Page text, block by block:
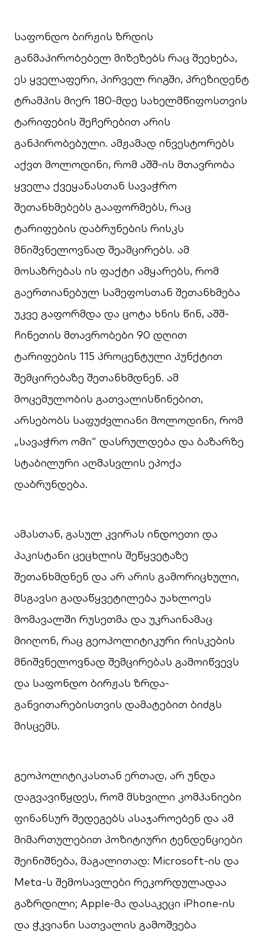
საფონდო ბირჟის ზრდის
განმაპირობებელ მიზეზებს რაც შეეხება,
ეს ყველაფერი, პირველ რიგში, პრეზიდენტ
ტრამპის მიერ 180-მდე სახელმწიფოსთვის
ტარიფების შეჩერებით არის
განპირობებული. ამჟამად ინვესტორებს
აქვთ მოლოდინი, რომ აშშ-ის მთავრობა
ყველა ქვეყანასთან სავაჭრო
შეთანხმებებს გააფორმებს, რაც
ტარიფების დაბრუნების რისკს
მნიშვნელოვნად შეამცირებს. ამ
მოსაზრებას ის ფაქტი ამყარებს, რომ
გაერთიანებულ სამეფოსთან შეთანხმება
უკვე გაფორმდა და ცოტა ხნის წინ, აშშ-
ჩინეთის მთავრობები 90 დღით
ტარიფების 115 პროცენტული პუნქტით
შემცირებაზე შეთანხმდნენ. ამ
მოცემულობის გათვალისწინებით,
არსებობს საფუძვლიანი მოლოდინი, რომ
„სავაჭრო ომი“ დასრულდება და ბაზარზე
სტაბილური აღმასვლის ეპოქა
დაბრუნდება.
ამასთან, გასულ კვირას ინდოეთი და
პაკისტანი ცეცხლის შეწყვეტაზე
შეთანხმდნენ და არ არის გამორიცხული,
მსგავსი გადაწყვეტილება უახლოეს
მომავალში რუსეთმა და უკრაინამაც
მიიღონ, რაც გეოპოლიტიკური რისკების
მნიშვნელოვნად შემცირებას გამოიწვევს
და საფონდო ბირჟას ზრდა-
განვითარებისთვის დამატებით ბიძგს
მისცემს.
გეოპოლიტიკასთან ერთად, არ უნდა
დაგვავიწყდეს, რომ მსხვილი კომპანიები
ფინანსურ შედეგებს ასაჯაროებენ და ამ
მიმართულებით პოზიტიური ტენდენციები
შეინიშნება, მაგალითად: Microsoft-ის და
Meta-ს შემოსავლები რეკორდულადაა
გაზრდილი; Apple-მა დასაკეცი iPhone-ის
და ჭკვიანი სათვალის გამოშვება